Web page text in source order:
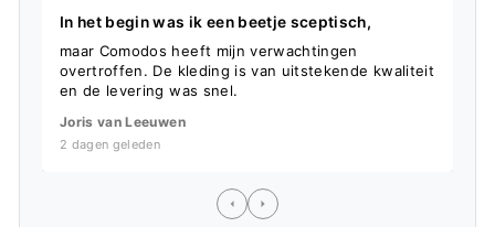
In het begin was ik een beetje sceptisch,
maar Comodos heeft mijn verwachtingen
overtroffen. De kleding is van uitstekende kwaliteit
en de levering was snel.
Joris van Leeuwen
2 dagen geleden